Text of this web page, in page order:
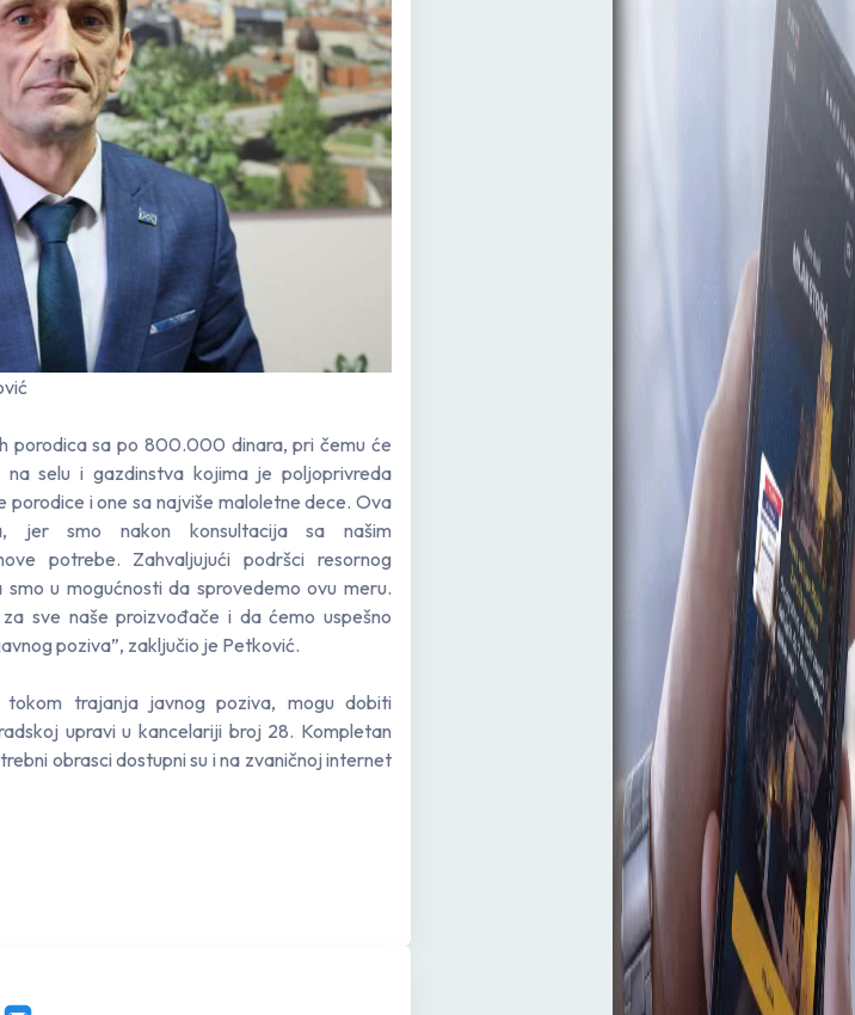
porodica sa po 800.000 dinara, pri čemu će
selu i gazdinstva kojima je poljoprivreda
i one sa najviše maloletne dece. Ova
jer smo nakon konsultacija sa našim
potrebe. Zahvaljujući podršci resornog
u mogućnosti da sprovedemo ovu meru.
sve naše proizvođače i da ćemo uspešno
poziva”, zaključio je Petković.
tokom trajanja javnog poziva, mogu dobiti
upravi u kancelariji broj 28. Kompletan
obrasci dostupni su i na zvaničnoj internet